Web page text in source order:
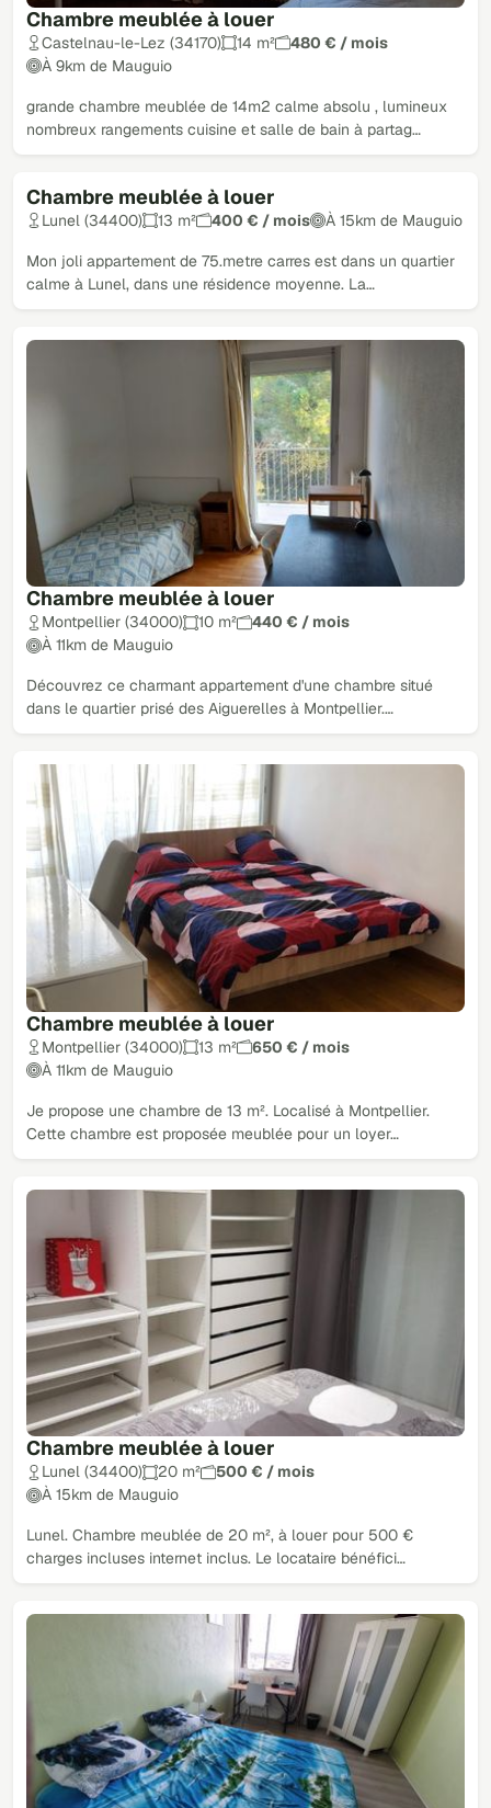
Chambre meublée à louer
Castelnau-le-Lez (34170) 14 m²
480 € / mois
À 9km de Mauguio
grande chambre meublée de 14m2 calme absolu , lumineux
nombreux rangements cuisine et salle de bain à partag…
Chambre meublée à louer
Lunel (34400) 13 m² 400 € / mois À 15km de Mauguio
Mon joli appartement de 75.metre carres est dans un quartier
calme à Lunel, dans une résidence moyenne. La…
Chambre meublée à louer
Montpellier (34000) 10 m²
440 € / mois
À 11km de Mauguio
Découvrez ce charmant appartement d'une chambre situé
dans le quartier prisé des Aiguerelles à Montpellier.…
Chambre meublée à louer
Montpellier (34000) 13 m²
650 € / mois
À 11km de Mauguio
Je propose une chambre de 13 m². Localisé à Montpellier.
Cette chambre est proposée meublée pour un loyer…
Chambre meublée à louer
Lunel (34400) 20 m²
500 € / mois
À 15km de Mauguio
Lunel. Chambre meublée de 20 m², à louer pour 500 €
charges incluses internet inclus. Le locataire bénéfici…